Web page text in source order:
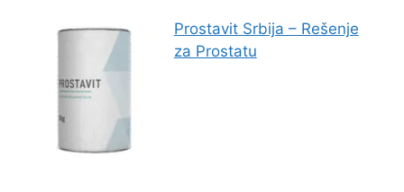
Prostavit Srbija – Rešenje
za Prostatu